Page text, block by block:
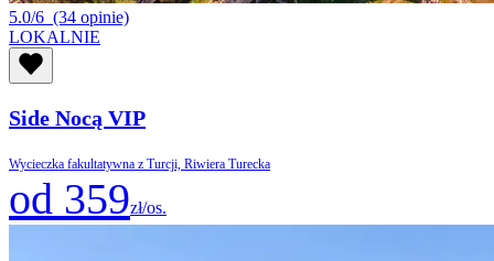
5.0/6 (34 opinie)
LOKALNIE
Side Nocą VIP
Wycieczka fakultatywna z Turcji, Riwiera Turecka
od 359zł/os.